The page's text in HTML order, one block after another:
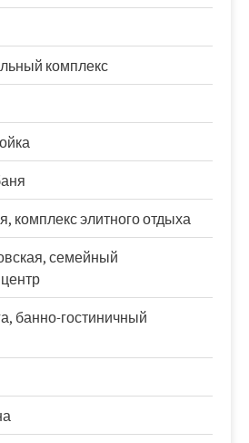
комплекс
комплекс элитного отдыха
семейный
банно-гостиничный